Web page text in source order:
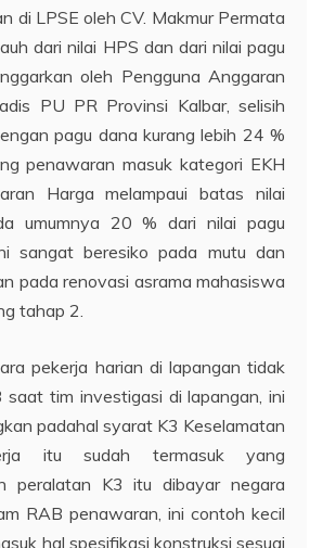
di LPSE oleh CV. Makmur Permata
dari nilai HPS dan dari nilai pagu
oleh Pengguna Anggaran
PU PR Provinsi Kalbar, selisih
pagu dana kurang lebih 24 %
penawaran masuk kategori EKH
Harga melampaui batas nilai
umumnya 20 % dari nilai pagu
sangat beresiko pada mutu dan
pada renovasi asrama mahasiswa
tahap 2.
pekerja harian di lapangan tidak
saat tim investigasi di lapangan, ini
padahal syarat K3 Keselamatan
itu sudah termasuk yang
peralatan K3 itu dibayar negara
RAB penawaran, ini contoh kecil
hal spesifikasi konstruksi sesuai